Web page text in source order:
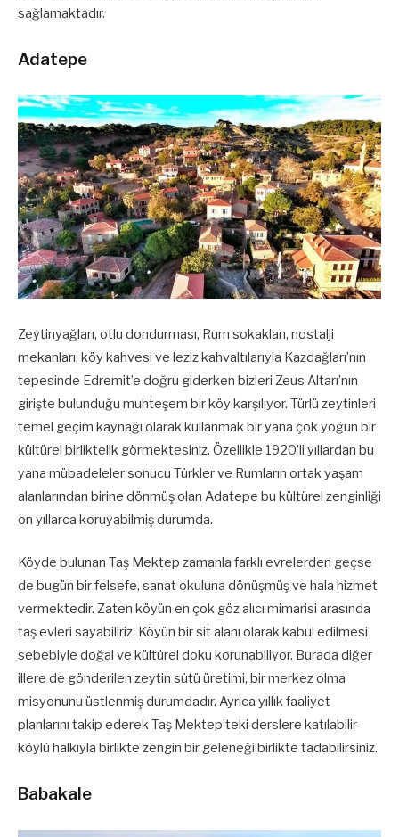
sağlamaktadır.
Adatepe
Zeytinyağları, otlu dondurması, Rum sokakları, nostalji
mekanları, köy kahvesi ve leziz kahvaltılarıyla Kazdağları’nın
tepesinde Edremit’e doğru giderken bizleri Zeus Altarı’nın
girişte bulunduğu muhteşem bir köy karşılıyor. Türlü zeytinleri
temel geçim kaynağı olarak kullanmak bir yana çok yoğun bir
kültürel birliktelik görmektesiniz. Özellikle 1920’li yıllardan bu
yana mübadeleler sonucu Türkler ve Rumların ortak yaşam
alanlarından birine dönmüş olan Adatepe bu kültürel zenginliği
on yıllarca koruyabilmiş durumda.
Köyde bulunan Taş Mektep zamanla farklı evrelerden geçse
de bugün bir felsefe, sanat okuluna dönüşmüş ve hala hizmet
vermektedir. Zaten köyün en çok göz alıcı mimarisi arasında
taş evleri sayabiliriz. Köyün bir sit alanı olarak kabul edilmesi
sebebiyle doğal ve kültürel doku korunabiliyor. Burada diğer
illere de gönderilen zeytin sütü üretimi, bir merkez olma
misyonunu üstlenmiş durumdadır. Ayrıca yıllık faaliyet
planlarını takip ederek Taş Mektep’teki derslere katılabilir
köylü halkıyla birlikte zengin bir geleneği birlikte tadabilirsiniz.
Babakale